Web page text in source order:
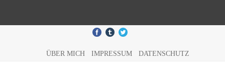
ÜBER MICH IMPRESSUM DATENSCHUTZ